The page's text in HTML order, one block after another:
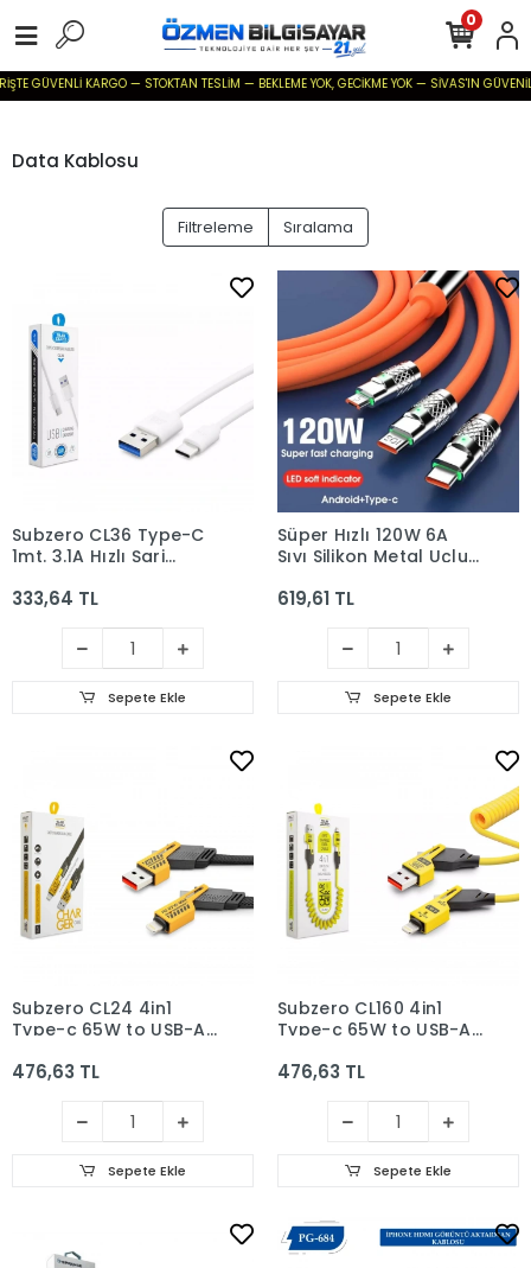
KARGO — STOKTAN TESLİM — BEKLEME YOK, GECİKME YOK — SİVAS'IN GÜVENİLİR
0
Data Kablosu
Filtreleme Sıralama
Subzero CL36 Type-C
1mt. 3.1A Hızlı Şarj
333,64 TL
Sepete Ekle
Süper Hızlı 120W 6A
Sıvı Silikon Metal Uçlu
iPhone 3 In1 Şarj
619,61 TL
Sepete Ekle
Subzero CL24 4in1
Type-c 65W to USB-A
27W Hızlı Şarj Kablosu
476,63 TL
Sepete Ekle
Subzero CL160 4in1
Type-c 65W to USB-A
27W Hızlı Şarj Kablosu
476,63 TL
Sepete Ekle